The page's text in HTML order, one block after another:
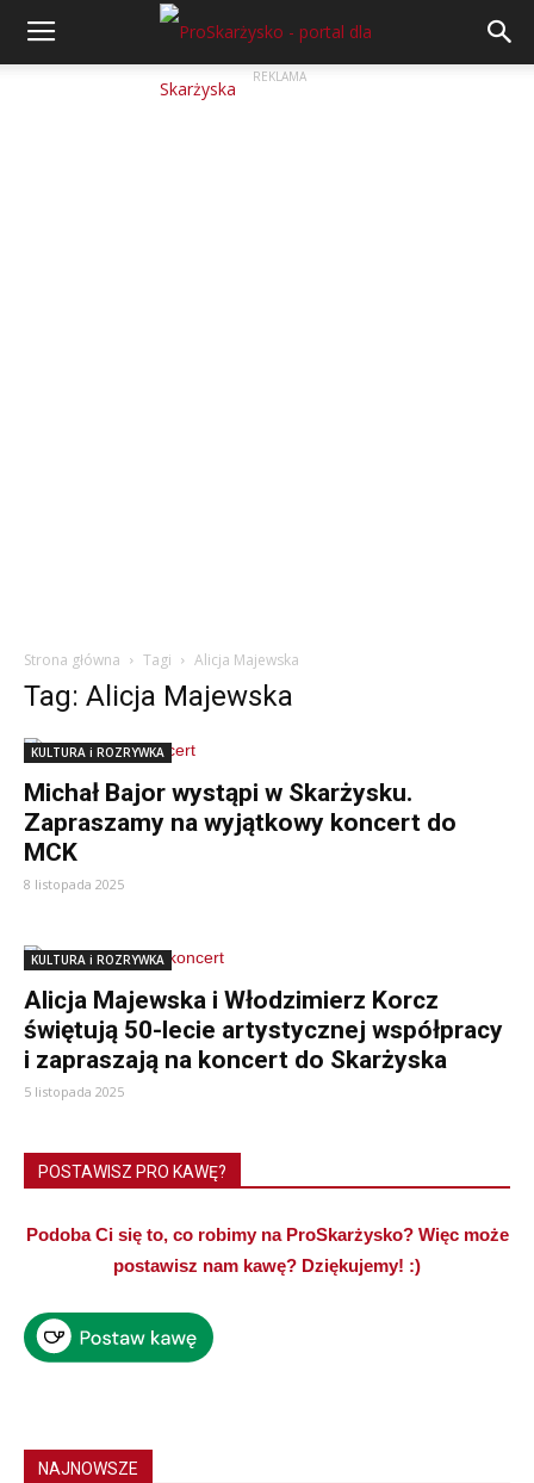
REKLAMA
Strona główna Tagi Alicja Majewska
Tag: Alicja Majewska
KULTURA i ROZRYWKA
Michał Bajor wystąpi w Skarżysku.
Zapraszamy na wyjątkowy koncert do
MCK
8 listopada 2025
KULTURA i ROZRYWKA
Alicja Majewska i Włodzimierz Korcz
świętują 50-lecie artystycznej współpracy
i zapraszają na koncert do Skarżyska
5 listopada 2025
POSTAWISZ PRO KAWĘ?
Podoba Ci się to, co robimy na ProSkarżysko? Więc może
postawisz nam kawę? Dziękujemy! :)
NAJNOWSZE